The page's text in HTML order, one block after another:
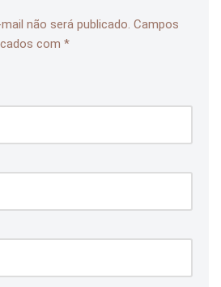
não será publicado. Campos
com *